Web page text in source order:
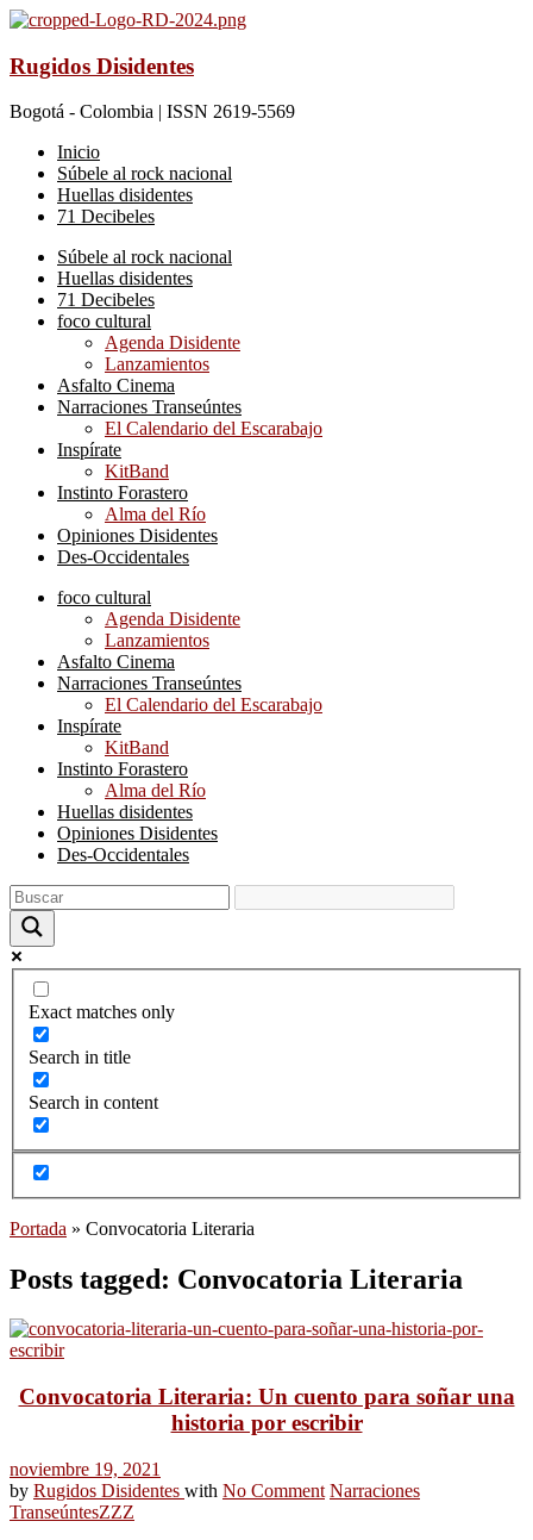
Rugidos Disidentes
Bogotá - Colombia | ISSN 2619-5569
Inicio
Súbele al rock nacional
Huellas disidentes
71 Decibeles
Súbele al rock nacional
Huellas disidentes
71 Decibeles
foco cultural
Agenda Disidente
Lanzamientos
Asfalto Cinema
Narraciones Transeúntes
El Calendario del Escarabajo
Inspírate
KitBand
Instinto Forastero
Alma del Río
Opiniones Disidentes
Des-Occidentales
foco cultural
Agenda Disidente
Lanzamientos
Asfalto Cinema
Narraciones Transeúntes
El Calendario del Escarabajo
Inspírate
KitBand
Instinto Forastero
Alma del Río
Huellas disidentes
Opiniones Disidentes
Des-Occidentales
Exact matches only
Search in title
Search in content
Portada » Convocatoria Literaria
Posts tagged: Convocatoria Literaria
Convocatoria Literaria: Un cuento para soñar una
historia por escribir
noviembre 19, 2021
by Rugidos Disidentes with No Comment Narraciones
TranseúntesZZZ